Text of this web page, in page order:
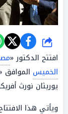
شارك
افتتح الدكتور «
الخميس الموافق
يوريثان نورث
ويأتي هذا